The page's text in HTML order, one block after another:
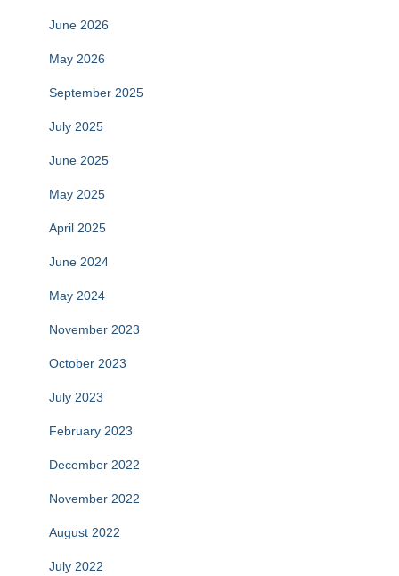
June 2026
May 2026
September 2025
July 2025
June 2025
May 2025
April 2025
June 2024
May 2024
November 2023
October 2023
July 2023
February 2023
December 2022
November 2022
August 2022
July 2022